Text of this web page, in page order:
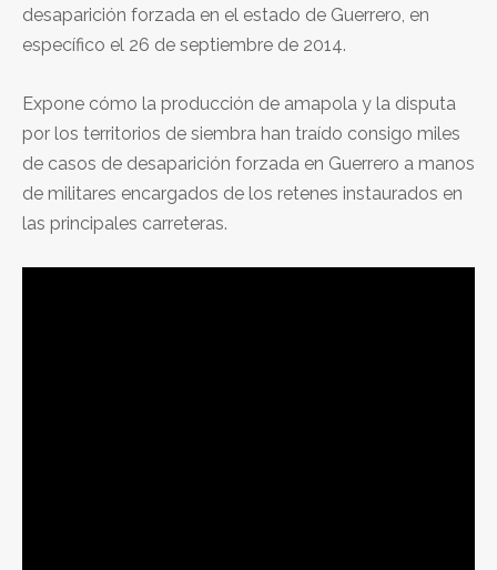
desaparición forzada en el estado de Guerrero, en
específico el 26 de septiembre de 2014.
Expone cómo la producción de amapola y la disputa
por los territorios de siembra han traído consigo miles
de casos de desaparición forzada en Guerrero a manos
de militares encargados de los retenes instaurados en
las principales carreteras.